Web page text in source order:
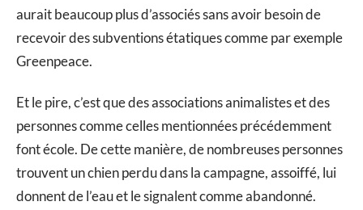
aurait beaucoup plus d’associés sans avoir besoin de
recevoir des subventions étatiques comme par exemple
Greenpeace.
Et le pire, c’est que des associations animalistes et des
personnes comme celles mentionnées précédemment
font école. De cette manière, de nombreuses personnes
trouvent un chien perdu dans la campagne, assoiffé, lui
donnent de l’eau et le signalent comme abandonné.